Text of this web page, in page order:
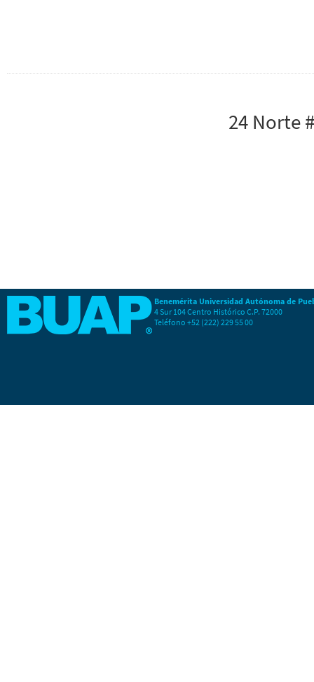
24 Norte
Benemérita Universidad Autónoma de
4 Sur 104 Centro Histórico C.P. 72000
Teléfono +52 (222) 229 55 00